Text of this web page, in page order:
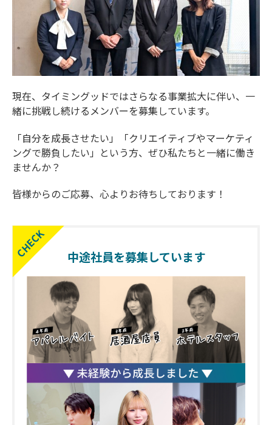
現在、タイミングッドではさらなる事業拡大に伴い、一
緒に挑戦し続けるメンバーを募集しています。
「自分を成長させたい」「クリエイティブやマーケティ
ングで勝負したい」という方、ぜひ私たちと一緒に働き
ませんか？
皆様からのご応募、心よりお待ちしております！
中途社員を募集しています